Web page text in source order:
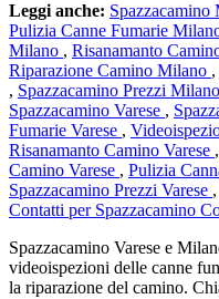
Leggi anche: Spazzacamino
Pulizia Canne Fumarie
Milano , Risanamanto
Riparazione Camino Milano ,
, Spazzacamino Prezzi Milano
Spazzacamino Varese ,
Fumarie Varese ,
Risanamanto Camino Varese ,
Camino Varese , Pulizia
Spazzacamino Prezzi Varese ,
Contatti per Spazzacamino
Spazzacamino Varese e
videoispezioni delle canne
la riparazione del camino.